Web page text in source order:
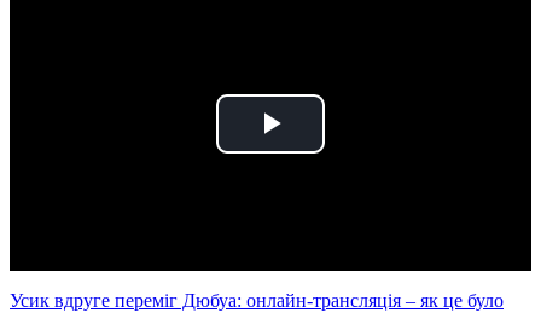
Play
Усик вдруге переміг Дюбуа: онлайн-трансляція – як це було